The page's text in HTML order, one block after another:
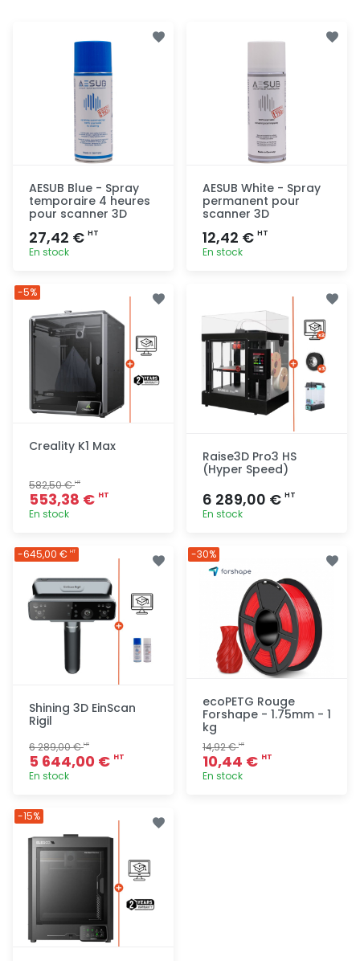
AESUB Blue - Spray
temporaire 4 heures
pour scanner 3D
27,42 € HT
En stock
AESUB White - Spray
permanent pour
scanner 3D
12,42 € HT
En stock
Creality K1 Max
582,50 €HT
553,38 € HT
En stock
-5%
Raise3D Pro3 HS
(Hyper Speed)
6 289,00 € HT
En stock
Shining 3D EinScan
Rigil
6 289,00 €HT
5 644,00 € HT
En stock
-645,00 € HT
ecoPETG Rouge
Forshape - 1.75mm - 1
kg
14,92 €HT
10,44 € HT
En stock
-30%
-15%